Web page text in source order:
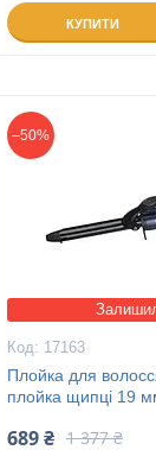
КУПИТИ
–50%
17163
Плойка для
плойка щипці 19
689 ₴ 1 377 ₴